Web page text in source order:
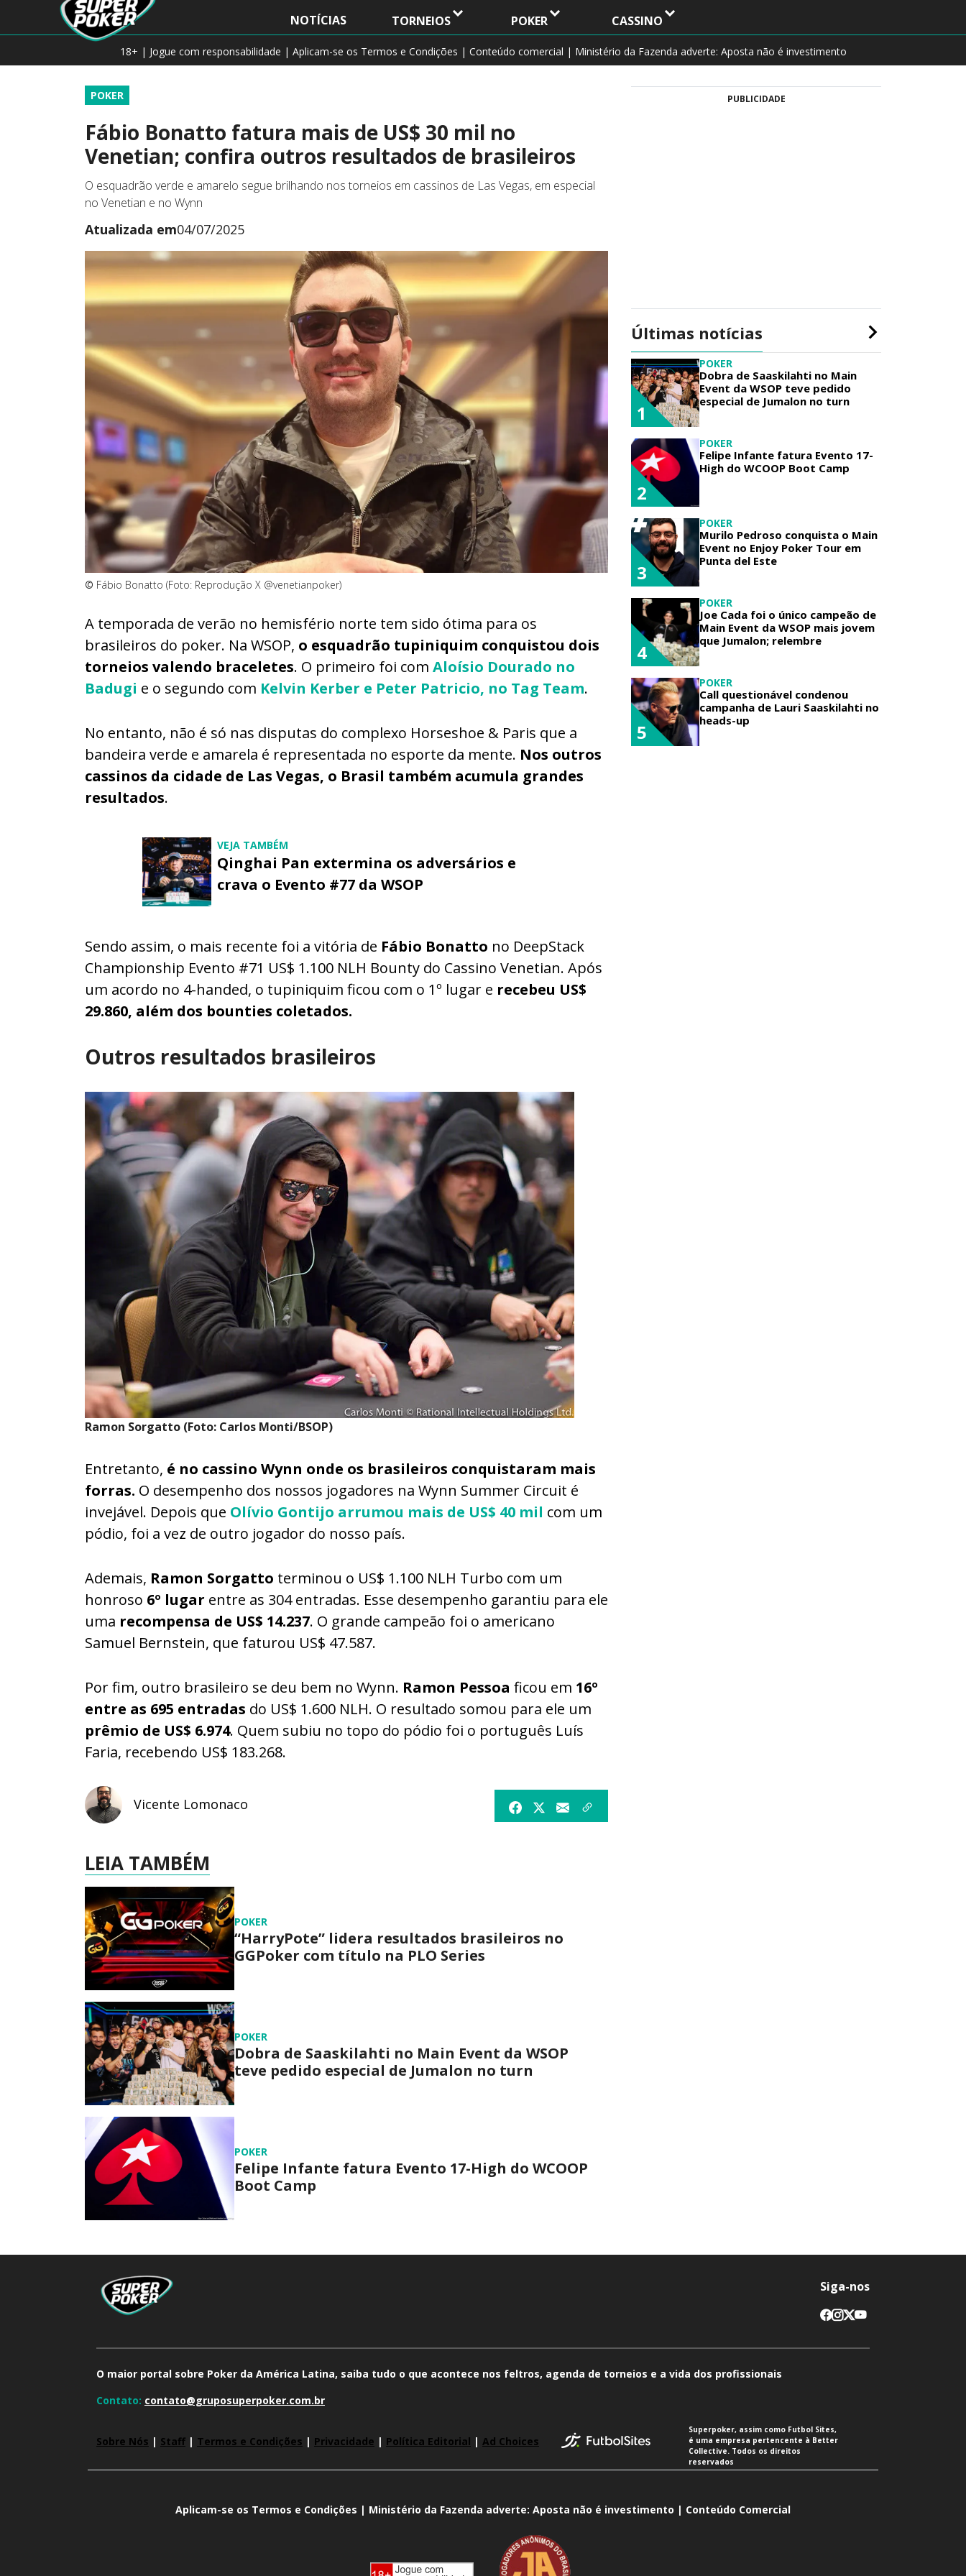
NOTÍCIAS TORNEIOS POKER CASSINO
18+ | Jogue com responsabilidade | Aplicam-se os Termos e Condições | Conteúdo comercial | Ministério da Fazenda adverte: Aposta não é investimento
POKER
Fábio Bonatto fatura mais de US$ 30 mil no
Venetian; confira outros resultados de brasileiros
O esquadrão verde e amarelo segue brilhando nos torneios em cassinos de Las Vegas, em especial
no Venetian e no Wynn
Atualizada em04/07/2025
© Fábio Bonatto (Foto: Reprodução X @venetianpoker)
A temporada de verão no hemisfério norte tem sido ótima para os
brasileiros do poker. Na WSOP, o esquadrão tupiniquim conquistou dois
torneios valendo braceletes. O primeiro foi com Aloísio Dourado no
Badugi e o segundo com Kelvin Kerber e Peter Patricio, no Tag Team.
No entanto, não é só nas disputas do complexo Horseshoe & Paris que a
bandeira verde e amarela é representada no esporte da mente. Nos outros
cassinos da cidade de Las Vegas, o Brasil também acumula grandes
resultados.
VEJA TAMBÉM
Qinghai Pan extermina os adversários e
crava o Evento #77 da WSOP
Sendo assim, o mais recente foi a vitória de Fábio Bonatto no DeepStack
Championship Evento #71 US$ 1.100 NLH Bounty do Cassino Venetian. Após
um acordo no 4-handed, o tupiniquim ficou com o 1º lugar e recebeu US$
29.860, além dos bounties coletados.
Outros resultados brasileiros
Ramon Sorgatto (Foto: Carlos Monti/BSOP)
Entretanto, é no cassino Wynn onde os brasileiros conquistaram mais
forras. O desempenho dos nossos jogadores na Wynn Summer Circuit é
invejável. Depois que Olívio Gontijo arrumou mais de US$ 40 mil com um
pódio, foi a vez de outro jogador do nosso país.
Ademais, Ramon Sorgatto terminou o US$ 1.100 NLH Turbo com um
honroso 6º lugar entre as 304 entradas. Esse desempenho garantiu para ele
uma recompensa de US$ 14.237. O grande campeão foi o americano
Samuel Bernstein, que faturou US$ 47.587.
Por fim, outro brasileiro se deu bem no Wynn. Ramon Pessoa ficou em 16º
entre as 695 entradas do US$ 1.600 NLH. O resultado somou para ele um
prêmio de US$ 6.974. Quem subiu no topo do pódio foi o português Luís
Faria, recebendo US$ 183.268.
Vicente Lomonaco
LEIA TAMBÉM
POKER
“HarryPote” lidera resultados brasileiros no
GGPoker com título na PLO Series
POKER
Dobra de Saaskilahti no Main Event da WSOP
teve pedido especial de Jumalon no turn
POKER
Felipe Infante fatura Evento 17-High do WCOOP
Boot Camp
PUBLICIDADE
Últimas notícias
POKER
Dobra de Saaskilahti no Main
Event da WSOP teve pedido
especial de Jumalon no turn
1
POKER
Felipe Infante fatura Evento 17-
High do WCOOP Boot Camp
2
POKER
Murilo Pedroso conquista o Main
Event no Enjoy Poker Tour em
Punta del Este
3
POKER
Joe Cada foi o único campeão de
Main Event da WSOP mais jovem
que Jumalon; relembre
4
POKER
Call questionável condenou
campanha de Lauri Saaskilahti no
heads-up
5
Siga-nos
O maior portal sobre Poker da América Latina, saiba tudo o que acontece nos feltros, agenda de torneios e a vida dos profissionais
Contato: contato@gruposuperpoker.com.br
Sobre Nós | Staff | Termos e Condições | Privacidade | Política Editorial | Ad Choices
Superpoker, assim como Futbol Sites,
é uma empresa pertencente à Better
Collective. Todos os direitos
reservados
Aplicam-se os Termos e Condições | Ministério da Fazenda adverte: Aposta não é investimento | Conteúdo Comercial